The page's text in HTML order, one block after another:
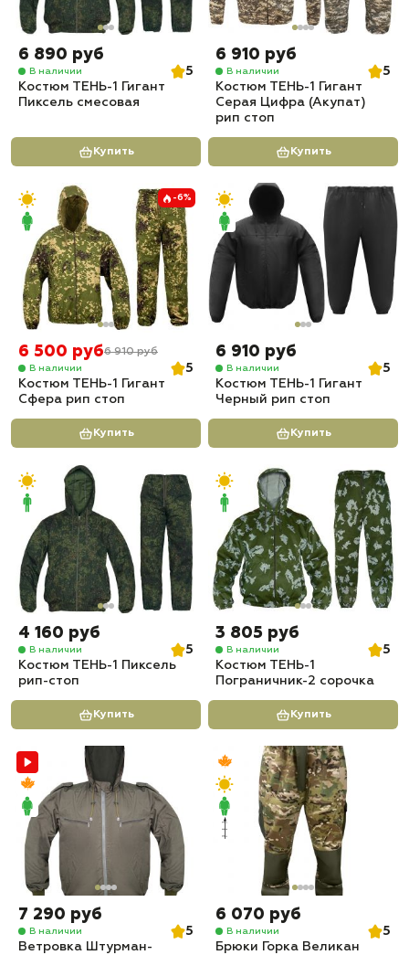
6 890 руб
В наличии
5
Костюм ТЕНЬ-1 Гигант
Пиксель смесовая
Купить
6 910 руб
В наличии
5
Костюм ТЕНЬ-1 Гигант
Серая Цифра (Акупат)
рип стоп
Купить
-6%
6 500 руб6 910 руб
В наличии
5
Костюм ТЕНЬ-1 Гигант
Сфера рип стоп
Купить
6 910 руб
В наличии
5
Костюм ТЕНЬ-1 Гигант
Черный рип стоп
Купить
4 160 руб
В наличии
5
Костюм ТЕНЬ-1 Пиксель
рип-стоп
Купить
3 805 руб
В наличии
5
Костюм ТЕНЬ-1
Пограничник-2 сорочка
Купить
7 290 руб
В наличии
5
Ветровка Штурман-
6 070 руб
В наличии
5
Брюки Горка Великан